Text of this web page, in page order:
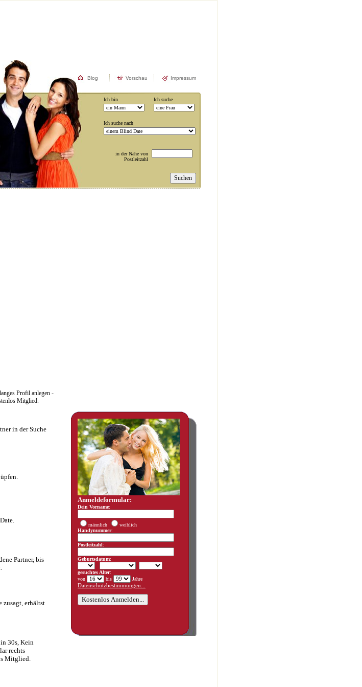
Blog Vorschau Impressum
Ich bin Ich suche
Ich suche nach
in der Nähe von
Postleitzahl
Profil anlegen -
Mitglied.
in der Suche
Partner, bis
zusagt, erhältst
30s, Kein
rechts
Mitglied.
Anmeldeformular:
Dein Vorname:
männlich
weiblich
Handynummer:
Postleitzahl:
Geburtsdatum:
gesuchtes Alter:
von
bis
Jahre
Datenschutzbestimmungen...